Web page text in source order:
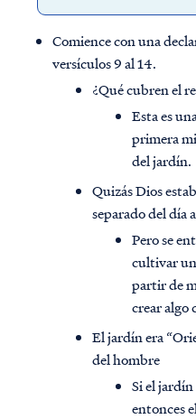
Comience con una
versículos 9 al 14.
¿Qué cubren el
Esta es
primera
del jardín.
Quizás Dios
separado del día
Pero se
cultivar
partir de
crear algo
El jardín era
del hombre
Si el
entonces